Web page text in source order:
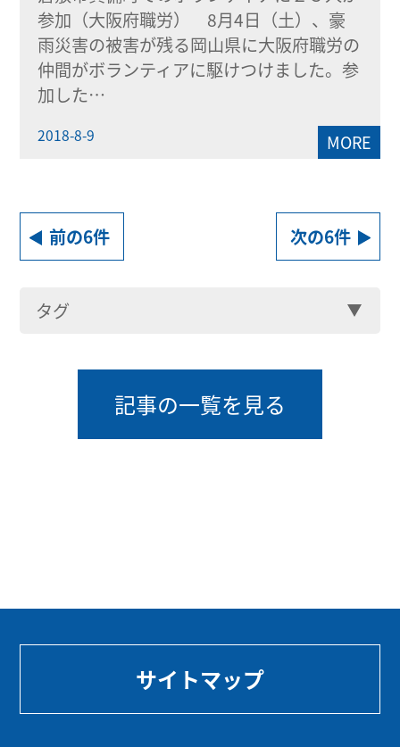
参加（大阪府職労） 8月4日（土）、豪
雨災害の被害が残る岡山県に大阪府職労の
仲間がボランティアに駆けつけました。参
加した…
2018-8-9 MORE
前の6件 次の6件
タグ
記事の一覧を見る
サイトマップ